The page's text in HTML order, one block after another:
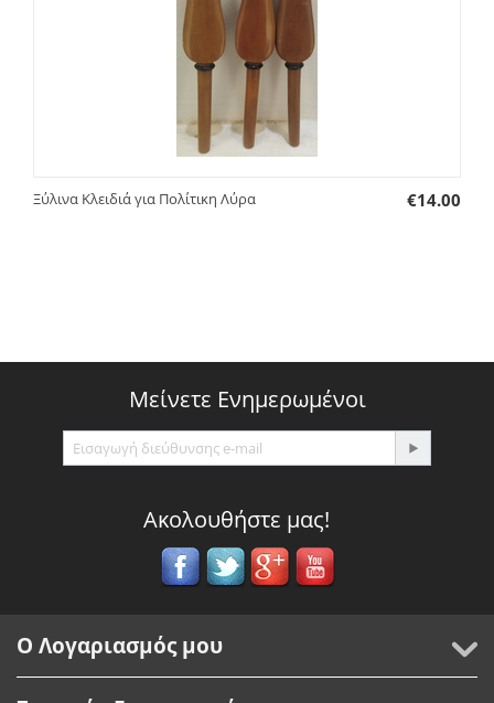
Ξύλινα Κλειδιά για Πολίτικη Λύρα €14.00
Μείνετε Ενημερωμένοι
Ακολουθήστε μας!
Ο Λογαριασμός μου